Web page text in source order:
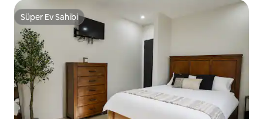
Süper Ev Sahibi
Süper Ev Sahibi